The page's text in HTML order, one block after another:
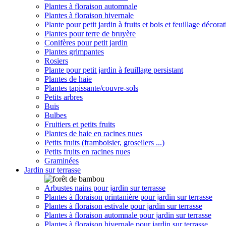
Plantes à floraison automnale
Plantes à floraison hivernale
Plante pour petit jardin à fruits et bois et feuillage
Plantes pour terre de bruyère
Conifères pour petit jardin
Plantes grimpantes
Rosiers
Plante pour petit jardin à feuillage persistant
Plantes de haie
Plantes tapissante/couvre-sols
Petits arbres
Buis
Bulbes
Fruitiers et petits fruits
Plantes de haie en racines nues
Petits fruits (framboisier, groseilers ...)
Petits fruits en racines nues
Graminées
Jardin sur terrasse
Arbustes nains pour jardin sur terrasse
Plantes à floraison printanière pour jardin sur terrasse
Plantes à floraison estivale pour jardin sur terrasse
Plantes à floraison automnale pour jardin sur terrasse
Plantes à floraison hivernale pour jardin sur terrasse